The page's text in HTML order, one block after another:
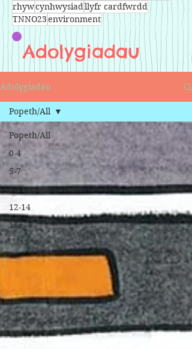
rhywcynhwysiadllyfr cardfwrdd
TNNO23environment
Adolygiadau
Adolygiadau
Popeth/All
0-4
5-7
8-11
12-14
15+
Popeth/All